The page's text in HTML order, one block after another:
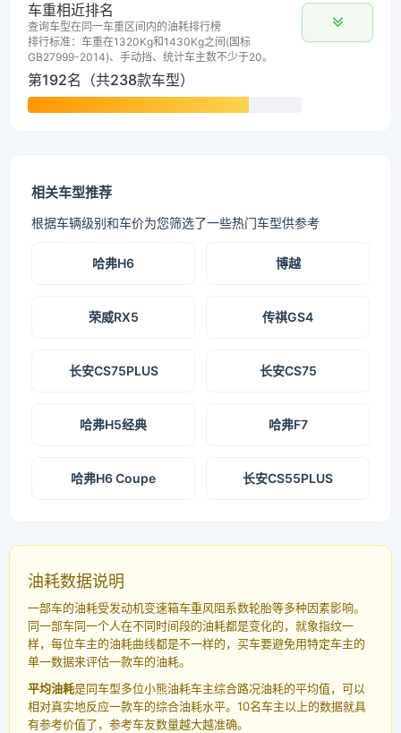
车重相近排名
查询车型在同一车重区间内的油耗排行榜
排行标准：车重在1320Kg和1430Kg之间(国标
GB27999-2014)、手动挡、统计车主数不少于20。
第192名（共238款车型）
相关车型推荐
根据车辆级别和车价为您筛选了一些热门车型供参考
哈弗H6 博越
荣威RX5 传祺GS4
长安CS75PLUS 长安CS75
哈弗H5经典 哈弗F7
哈弗H6 Coupe 长安CS55PLUS
油耗数据说明
一部车的油耗受发动机变速箱车重风阻系数轮胎等多种因素影响。
同一部车同一个人在不同时间段的油耗都是变化的，就象指纹一
样，每位车主的油耗曲线都是不一样的，买车要避免用特定车主的
单一数据来评估一款车的油耗。
平均油耗是同车型多位小熊油耗车主综合路况油耗的平均值，可以
相对真实地反应一款车的综合油耗水平。10名车主以上的数据就具
有参考价值了，参考车友数量越大越准确。